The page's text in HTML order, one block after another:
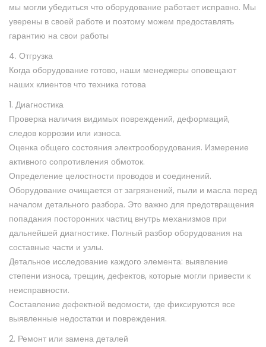
мы могли убедиться что оборудование работает исправно. Мы
уверены в своей работе и поэтому можем предоставлять
гарантию на свои работы
4. Отгрузка
Когда оборудование готово, наши менеджеры оповещают
наших клиентов что техника готова
1. Диагностика
Проверка наличия видимых повреждений, деформаций,
следов коррозии или износа.
Оценка общего состояния электрооборудования. Измерение
активного сопротивления обмоток.
Определение целостности проводов и соединений.
Оборудование очищается от загрязнений, пыли и масла перед
началом детального разбора. Это важно для предотвращения
попадания посторонних частиц внутрь механизмов при
дальнейшей диагностике. Полный разбор оборудования на
составные части и узлы.
Детальное исследование каждого элемента: выявление
степени износа, трещин, дефектов, которые могли привести к
неисправности.
Составление дефектной ведомости, где фиксируются все
выявленные недостатки и повреждения.
2. Ремонт или замена деталей